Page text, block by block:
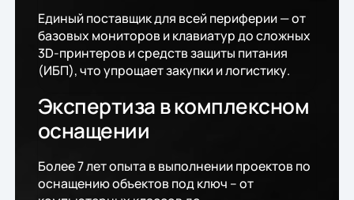
Единый поставщик для всей периферии — от
базовых мониторов и клавиатур до сложных
3D-принтеров и средств защиты питания
(ИБП), что упрощает закупки и логистику.
Экспертиза в комплексном
оснащении
Более 7 лет опыта в выполнении проектов по
оснащению объектов под ключ – от